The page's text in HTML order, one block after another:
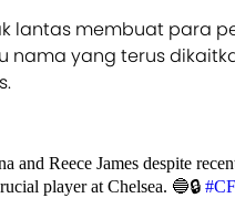
lantas membuat para
nama yang terus
and Reece James despite
player at Chelsea. 🔵🔒